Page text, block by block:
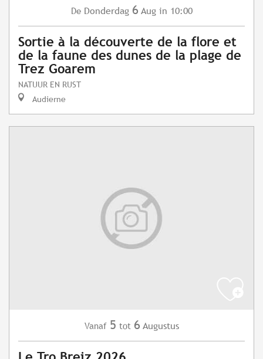
De Donderdag 6 Aug in 10:00
Sortie à la découverte de la flore et
de la faune des dunes de la plage de
Trez Goarem
NATUUR EN RUST
Audierne
Vanaf 5 tot 6 Augustus